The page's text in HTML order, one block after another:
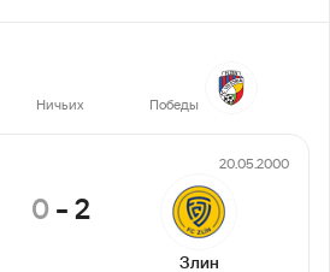
Ничьих Победы
20.05.2000
0 -2
Злин